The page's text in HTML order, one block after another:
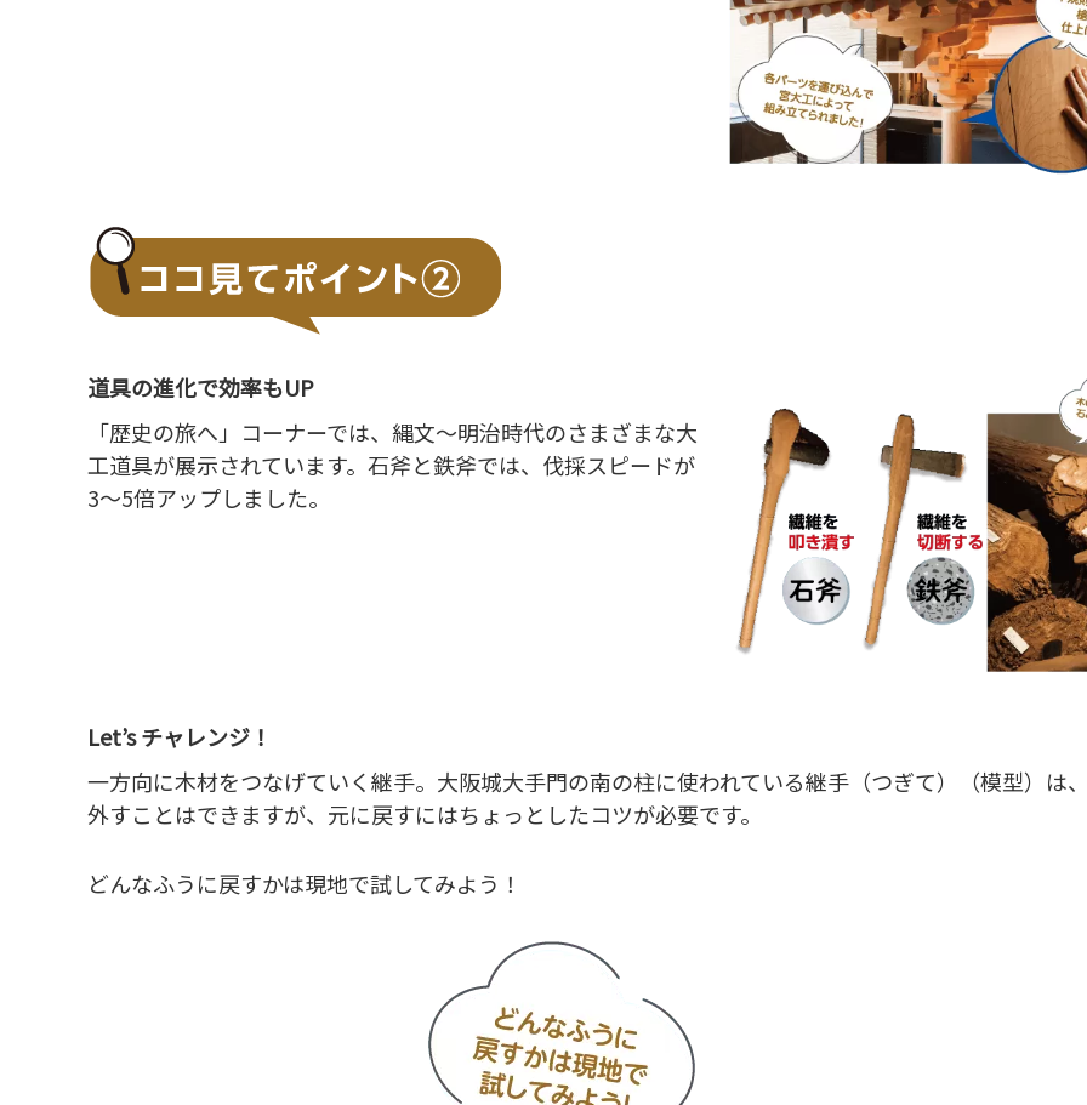
道具の進化で効率もUP
「歴史の旅へ」コーナーでは、縄文〜明治時代のさまざまな大
工道具が展示されています。石斧と鉄斧では、伐採スピードが
3〜5倍アップしました。
Let’s チャレンジ！
一方向に木材をつなげていく継手。大阪城大手門の南の柱に使われている継手（つぎて）（模型）は
外すことはできますが、元に戻すにはちょっとしたコツが必要です。
どんなふうに戻すかは現地で試してみよう！